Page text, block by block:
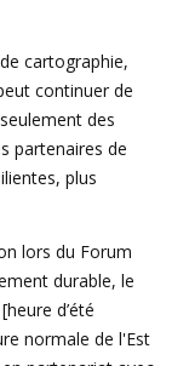
cartographie,
continuer de
des
partenaires de
plus
lors du Forum
durable, le
d’été
normale de l'Est